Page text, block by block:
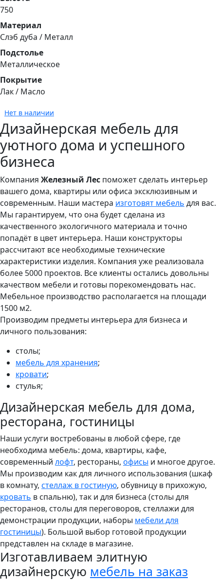
750
Материал
Слэб дуба / Металл
Подстолье
Металлическое
Покрытие
Лак / Масло
Нет в наличии
Дизайнерская мебель для
уютного дома и успешного
бизнеса
Компания Железный Лес поможет сделать интерьер
вашего дома, квартиры или офиса эксклюзивным и
современным. Наши мастера изготовят мебель для вас.
Мы гарантируем, что она будет сделана из
качественного экологичного материала и точно
попадёт в цвет интерьера. Наши конструкторы
рассчитают все необходимые технические
характеристики изделия. Компания уже реализовала
более 5000 проектов. Все клиенты остались довольны
качеством мебели и готовы порекомендовать нас.
Мебельное производство располагается на площади
1500 м2.
Производим предметы интерьера для бизнеса и
личного пользования:
столы;
мебель для хранения;
кровати;
стулья;
Дизайнерская мебель для дома,
ресторана, гостиницы
Наши услуги востребованы в любой сфере, где
необходима мебель: дома, квартиры, кафе,
современный лофт, рестораны, офисы и многое другое.
Мы производим как для личного использования (шкаф
в комнату, стеллаж в гостиную, обувницу в прихожую,
кровать в спальню), так и для бизнеса (столы для
ресторанов, столы для переговоров, стеллажи для
демонстрации продукции, наборы мебели для
гостиницы). Большой выбор готовой продукции
представлен на складе в магазине.
Изготавливаем элитную
дизайнерскую мебель на заказ